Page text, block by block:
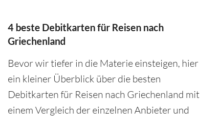
4 beste Debitkarten für Reisen nach
Griechenland
Bevor wir tiefer in die Materie einsteigen, hier
ein kleiner Überblick über die besten
Debitkarten für Reisen nach Griechenland mit
einem Vergleich der einzelnen Anbieter und